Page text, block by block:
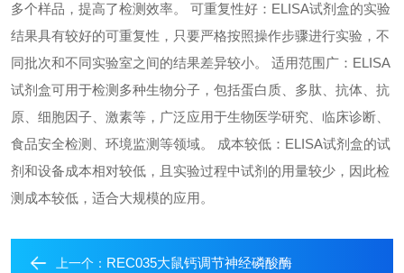
多个样品，提高了检测效率。 可重复性好：ELISA试剂盒的实验
结果具有较好的可重复性，只要严格按照操作步骤进行实验，不
同批次和不同实验室之间的结果差异较小。 适用范围广：ELISA
试剂盒可用于检测多种生物分子，包括蛋白质、多肽、抗体、抗
原、细胞因子、激素等，广泛应用于生物医学研究、临床诊断、
食品安全检测、环境监测等领域。 成本较低：ELISA试剂盒的试
剂和设备成本相对较低，且实验过程中试剂的用量较少，因此检
测成本较低，适合大规模的应用。
上一个： REC035大鼠钙调节神经磷酸酶